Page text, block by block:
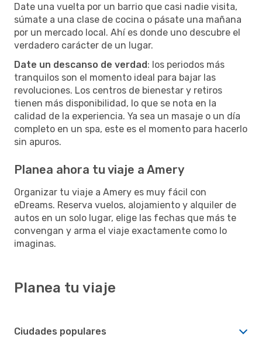
Date una vuelta por un barrio que casi nadie visita,
súmate a una clase de cocina o pásate una mañana
por un mercado local. Ahí es donde uno descubre el
verdadero carácter de un lugar.
Date un descanso de verdad: los periodos más
tranquilos son el momento ideal para bajar las
revoluciones. Los centros de bienestar y retiros
tienen más disponibilidad, lo que se nota en la
calidad de la experiencia. Ya sea un masaje o un día
completo en un spa, este es el momento para hacerlo
sin apuros.
Planea ahora tu viaje a Amery
Organizar tu viaje a Amery es muy fácil con
eDreams. Reserva vuelos, alojamiento y alquiler de
autos en un solo lugar, elige las fechas que más te
convengan y arma el viaje exactamente como lo
imaginas.
Planea tu viaje
Ciudades populares